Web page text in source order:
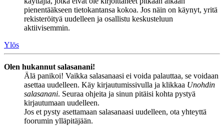
pienentääkseen tietokantansa kokoa. Jos näin on käynyt, yritä
rekisteröityä uudelleen ja osallistu keskusteluun
aktiivisemmin.
Ylös
Olen hukannut salasanani!
Älä panikoi! Vaikka salasanaasi ei voida palauttaa, se voidaan
asettaa uudelleen. Käy kirjautumissivulla ja klikkaa Unohdin
salasanani. Seuraa ohjeita ja sinun pitäisi kohta pystyä
kirjautumaan uudelleen.
Jos et pysty asettamaan salasanaasi uudelleen, ota yhteyttä
foorumin ylläpitäjään.